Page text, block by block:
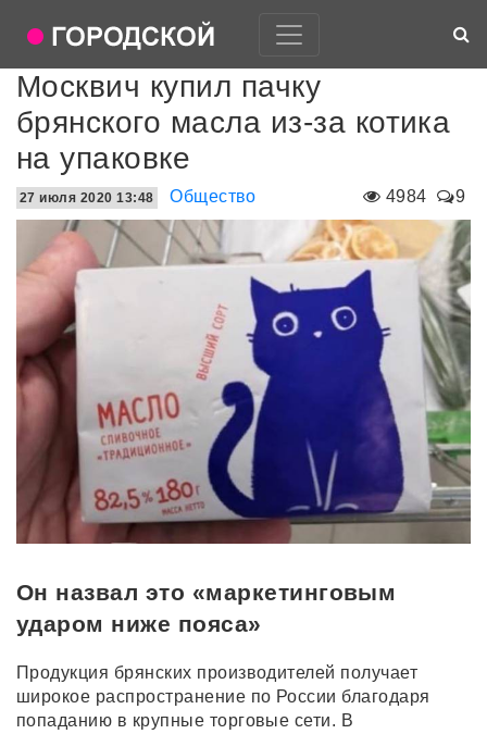
Москвич купил пачку
брянского масла из-за котика
на упаковке
4984 9
27 июля 2020 13:48 Общество
Он назвал это «маркетинговым
ударом ниже пояса»
Продукция брянских производителей получает
широкое распространение по России благодаря
попаданию в крупные торговые сети. В